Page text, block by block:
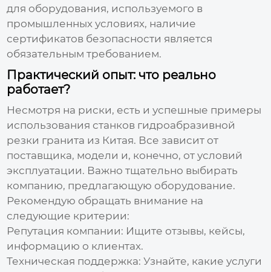
для оборудования, используемого в
промышленных условиях, наличие
сертификатов безопасности является
обязательным требованием.
Практический опыт: что реально
работает?
Несмотря на риски, есть и успешные примеры
использования станков гидроабразивной
резки гранита из Китая. Все зависит от
поставщика, модели и, конечно, от условий
эксплуатации. Важно тщательно выбирать
компанию, предлагающую оборудование.
Рекомендую обращать внимание на
следующие критерии:
Репутация компании: Ищите отзывы, кейсы,
информацию о клиентах.
Техническая поддержка: Узнайте, какие услуги